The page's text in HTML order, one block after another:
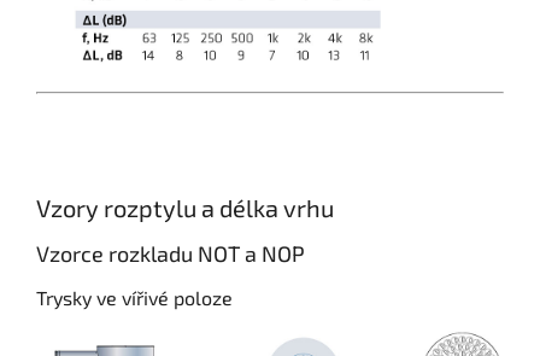
Vzory rozptylu a délka vrhu
Vzorce rozkladu NOT a NOP
Trysky ve vířivé poloze